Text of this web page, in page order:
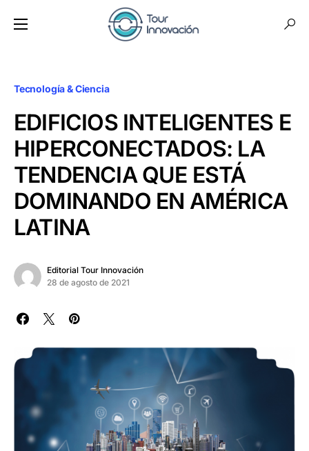
Tecnología & Ciencia
EDIFICIOS INTELIGENTES E
HIPERCONECTADOS: LA
TENDENCIA QUE ESTÁ
DOMINANDO EN AMÉRICA
LATINA
Editorial Tour Innovación
28 de agosto de 2021